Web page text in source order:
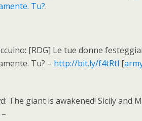
Tu?.
[RDG] Le tue donne
Tu? – http://bit.ly/f4tRtl [
The giant is awakened! Sicily and